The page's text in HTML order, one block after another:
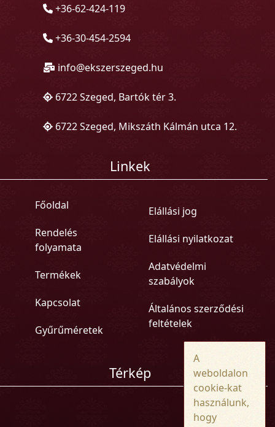
+36-62-424-119
+36-30-454-2594
info@ekszerszeged.hu
6722 Szeged, Bartók tér 3.
6722 Szeged, Mikszáth Kálmán utca 12.
Linkek
Főoldal
Rendelés
folyamata
Termékek
Kapcsolat
Gyűrűméretek
Elállási jog
Elállási nyilatkozat
Adatvédelmi
szabályok
Általános szerződési
feltételek
Térkép
A
weboldalon
cookie-kat
használunk,
hogy